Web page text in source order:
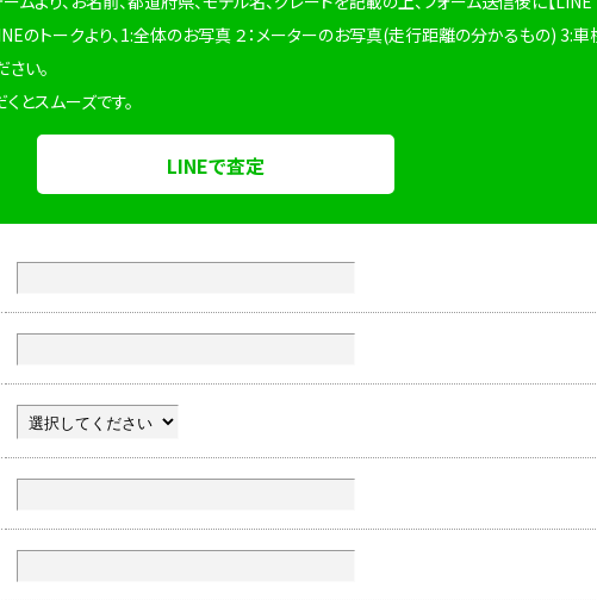
のトークより、1:全体のお写真 ２：メーターのお写真(走行距離の分かるもの) 3:車
い。
とスムーズです。
LINEで査定